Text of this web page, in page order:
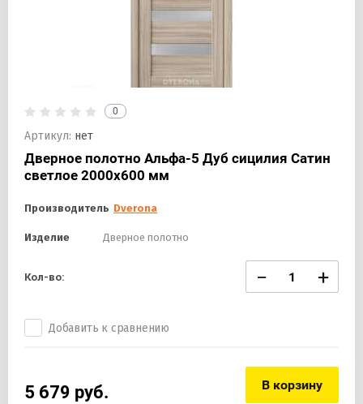
0
Артикул: нет
Дверное полотно Альфа-5 Дуб сицилия Сатин
светлое 2000х600 мм
Производитель Dverona
Изделие Дверное полотно
Кол-во: − +
Добавить к сравнению
5 679 руб. В корзину